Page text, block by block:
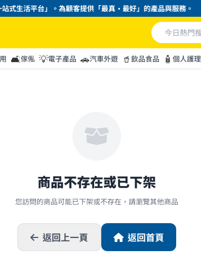
活平台」。為顧客提供「最真・最好」的產品與服務。
🛋️傢俬 💡電子產品 🚗汽車外遊 🥤 飲品食品 🧴 個人護理
商品不存在或已下架
您訪問的商品可能已下架或不存在，請瀏覽其他商品
返回上一頁 返回首頁